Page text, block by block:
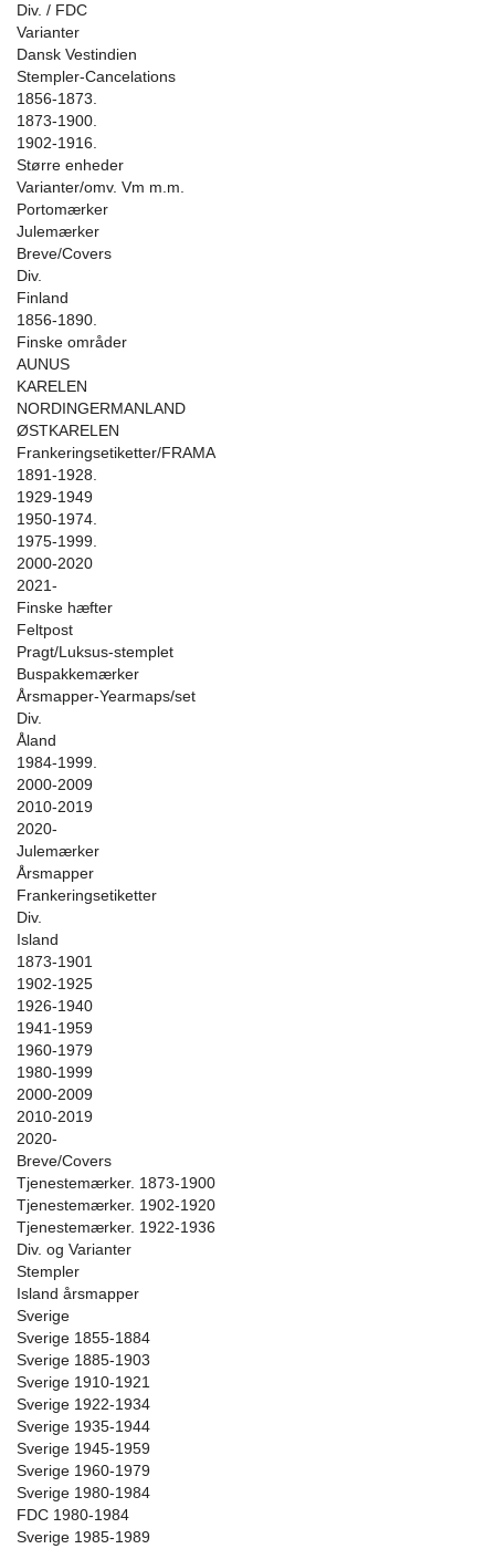
Div. / FDC
Varianter
Dansk Vestindien
Stempler-Cancelations
1856-1873.
1873-1900.
1902-1916.
Større enheder
Varianter/omv. Vm m.m.
Portomærker
Julemærker
Breve/Covers
Div.
Finland
1856-1890.
Finske områder
AUNUS
KARELEN
NORDINGERMANLAND
ØSTKARELEN
Frankeringsetiketter/FRAMA
1891-1928.
1929-1949
1950-1974.
1975-1999.
2000-2020
2021-
Finske hæfter
Feltpost
Pragt/Luksus-stemplet
Buspakkemærker
Årsmapper-Yearmaps/set
Div.
Åland
1984-1999.
2000-2009
2010-2019
2020-
Julemærker
Årsmapper
Frankeringsetiketter
Div.
Island
1873-1901
1902-1925
1926-1940
1941-1959
1960-1979
1980-1999
2000-2009
2010-2019
2020-
Breve/Covers
Tjenestemærker. 1873-1900
Tjenestemærker. 1902-1920
Tjenestemærker. 1922-1936
Div. og Varianter
Stempler
Island årsmapper
Sverige
Sverige 1855-1884
Sverige 1885-1903
Sverige 1910-1921
Sverige 1922-1934
Sverige 1935-1944
Sverige 1945-1959
Sverige 1960-1979
Sverige 1980-1984
FDC 1980-1984
Sverige 1985-1989